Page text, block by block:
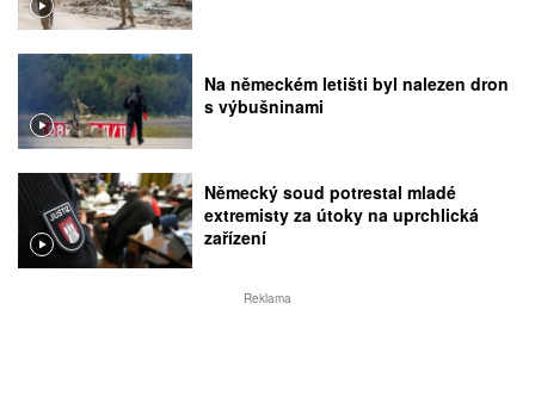
Na německém letišti byl nalezen dron
s výbušninami
Německý soud potrestal mladé
extremisty za útoky na uprchlická
zařízení
Reklama